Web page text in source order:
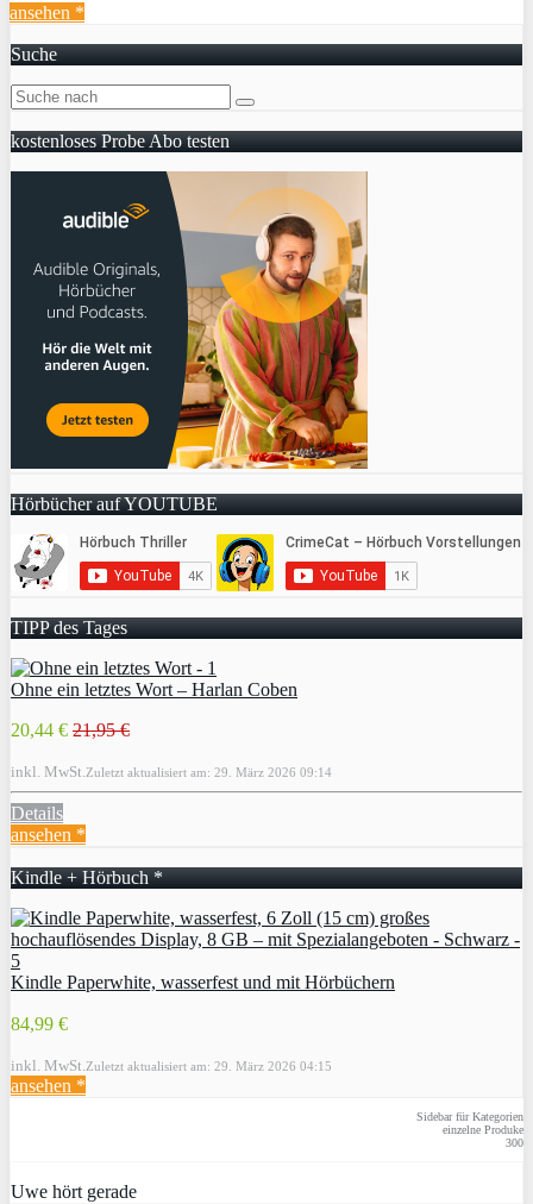
ansehen *
Suche
kostenloses Probe Abo testen
Hörbücher auf YOUTUBE
TIPP des Tages
Ohne ein letztes Wort – Harlan Coben
20,44 € 21,95 €
inkl. MwSt. Zuletzt aktualisiert am: 29. März 2026 09:14
Details
ansehen *
Kindle + Hörbuch *
Kindle Paperwhite, wasserfest und mit Hörbüchern
84,99 €
inkl. MwSt. Zuletzt aktualisiert am: 29. März 2026 04:15
ansehen *
Sidebar für Kategorien
einzelne Produke
300
Uwe hört gerade